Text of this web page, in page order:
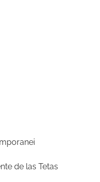
de las Tetas